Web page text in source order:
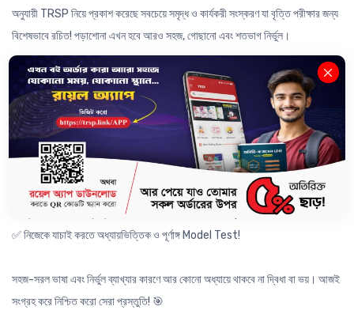
অনুযায়ী TRSP নিয়ে প্রকাশ করেছে সবচেয়ে সমৃদ্ধ ও কার্যকরী সংস্করণ যা বৃত্তি পরীক্ষার জন্য
বিশেষভাবে রচিত! পড়াশোনা এখন হবে আরও সহজ, গোছানো এবং শতভাগ নির্ভুল।
বইটির দারুণ সব বৈশিষ্ট্য:
✅ নতুন মানবণ্টন অনুযায়ী পাঠ্যবইয়ের রেফারেন্সসহ সংক্ষিপ্ত প্রশ্নোত্তর।
✅ বৃত্তি পরীক্ষার জন্য বিশেষভাবে রচিত ও সংকলিত।
✅ ২০২৫ সালের বৃত্তি পরীক্ষার প্রশ্নোত্তর সংযোজন।
✅ বিগত JSC পরীক্ষার সৃজনশীল ও MCQ প্রশ্ন (অধ্যায়ভিত্তিক)।
✅ প্রতিটি MCQ-তে সঠিক ব্যাখ্যা ও পাঠ্যবইয়ের রেফারেন্স।
✅ দ্রুত মনে রাখার জন্য প্রয়োজনীয় Notes, Shortcut Tips ও Nice to Know।
✅ নিজেকে যাচাই করতে অধ্যায়ভিত্তিক ও পূর্ণাঙ্গ Model Test!
সহজ-সরল ভাষা এবং নির্ভুল ব্যাখ্যার কারণে আর কোনো অধ্যায়ে থাকবে না দ্বিধা বা ভয়। আজই
সংগ্রহ করে নিশ্চিত করো সেরা প্রস্তুতি! 🎯